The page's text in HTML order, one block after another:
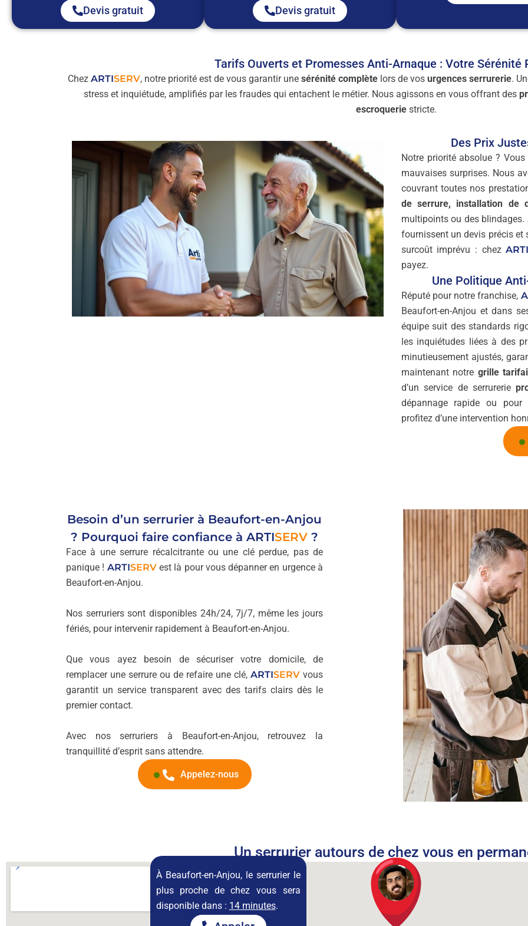
Devis gratuit Devis gratuit
Tarifs Ouverts et Promesses Anti-Arnaque : Votre Sérénité
Chez ARTISERV, notre priorité est de vous garantir une sérénité complètelors de vos urgences serrurerie.
stress et inquiétude, amplifiés par les fraudes qui entachent le métier. Nous agissons en vous offrant des
escroqueriestricte.
Des Prix
Notre priorité absolue ?
mauvaises surprises. Nous
couvrant toutes nos
de serrure, installation de
multipoints ou des blindages.
fournissent un devis précis et
surcoût imprévu : chez
payez.
Une Politique
Réputé pour notre franchise,
Beaufort-en-Anjou et dans
équipe suit des standards
les inquiétudes liées à des
minutieusement ajustés,
maintenant notre grille
d’un service de serrurerie
dépannage rapide ou pour
profitez d’une intervention
Besoin d’un serrurier à Beaufort-en-Anjou
? Pourquoi faire confiance à ARTISERV ?
Face à une serrure récalcitrante ou une clé perdue, pas de
panique ! ARTISERVest là pour vous dépanner en urgence à
Beaufort-en-Anjou.
Nos serruriers sont disponibles 24h/24, 7j/7, même les jours
fériés, pour intervenir rapidement à Beaufort-en-Anjou.
Que vous ayez besoin de sécuriser votre domicile, de
remplacer une serrure ou de refaire une clé, ARTISERV vous
garantit un service transparent avec des tarifs clairs dès le
premier contact.
Avec nos serruriers à Beaufort-en-Anjou, retrouvez la
tranquillité d’esprit sans attendre.
Appelez-nous
Un serrurier autours de chez vous en
À Beaufort-en-Anjou, le serrurier le
plus proche de chez vous sera
disponible dans : 14 minutes.